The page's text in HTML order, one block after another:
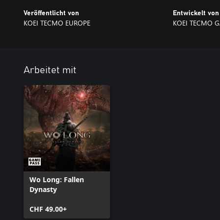
Veröffentlicht von
KOEI TECMO EUROPE
Entwickelt von
KOEI TECMO
Arbeitet mit
Wo Long: Fallen
Dynasty
CHF 49.00+